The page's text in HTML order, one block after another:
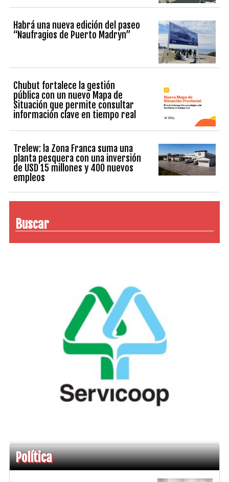
Habrá una nueva edición del paseo
“Naufragios de Puerto Madryn”
Chubut fortalece la gestión
pública con un nuevo Mapa de
Situación que permite consultar
información clave en tiempo real
Trelew: la Zona Franca suma una
planta pesquera con una inversión
de USD 15 millones y 400 nuevos
empleos
Buscar
Política